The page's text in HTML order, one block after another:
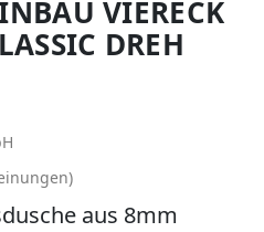
VIERECK
DREH
aus 8mm